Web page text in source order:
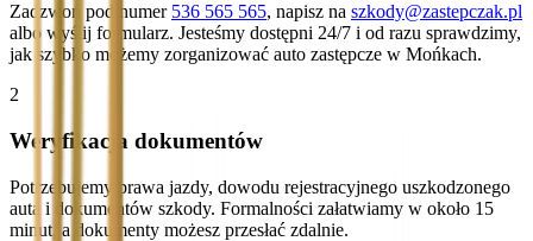
Zadzwoń pod numer 536 565 565, napisz na szkody@zastepczak.pl
albo wyślij formularz. Jesteśmy dostępni 24/7 i od razu sprawdzimy,
jak szybko możemy zorganizować auto zastępcze w Mońkach.
2
Weryfikacja dokumentów
Potrzebujemy prawa jazdy, dowodu rejestracyjnego uszkodzonego
auta i dokumentów szkody. Formalności załatwiamy w około 15
minut, a dokumenty możesz przesłać zdalnie.